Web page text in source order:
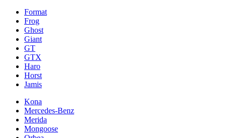
Format
Frog
Ghost
Giant
GT
GTX
Haro
Horst
Jamis
Kona
Mercedes-Benz
Merida
Mongoose